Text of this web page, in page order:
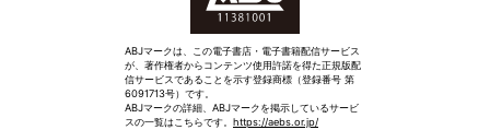
ABJマークは、この電子書店・電子書籍配信サービス
が、著作権者からコンテンツ使用許諾を得た正規版配
信サービスであることを示す登録商標（登録番号 第
6091713号）です。
ABJマークの詳細、ABJマークを掲示しているサービ
スの一覧はこちらです。 https://aebs.or.jp/